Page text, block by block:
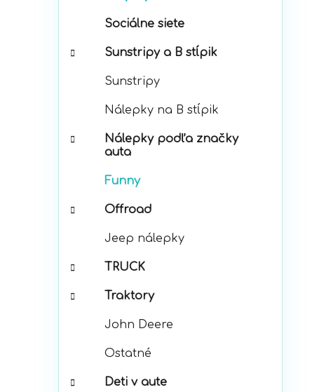
Sociálne siete
Sunstripy a B stĺpik
Sunstripy
Nálepky na B stĺpik
Nálepky podľa značky
auta
Funny
Offroad
Jeep nálepky
TRUCK
Traktory
John Deere
Ostatné
Deti v aute